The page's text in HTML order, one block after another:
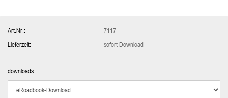
Art.Nr.:
7117
Lieferzeit:
sofort Download
downloads: